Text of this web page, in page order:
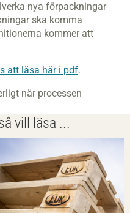
nya förpackningar
ska komma
kommer att
att läsa här i pdf.
när processen
vill läsa ...